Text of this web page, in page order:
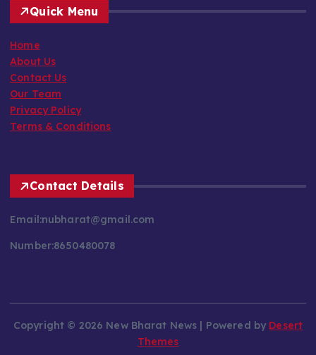
Quick Menu
Home
About Us
Contact Us
Our Team
Privacy Policy
Contact Details
Copyright © 2026 New Bharat News | Powered by